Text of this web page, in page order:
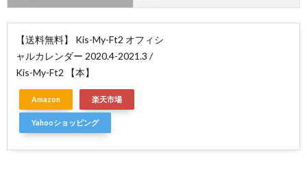
【送料無料】 Kis-My-Ft2 オフィシ
ャルカレンダー 2020.4-2021.3 /
Kis-My-Ft2 【本】
Amazon 楽天市場
Yahooショッピング